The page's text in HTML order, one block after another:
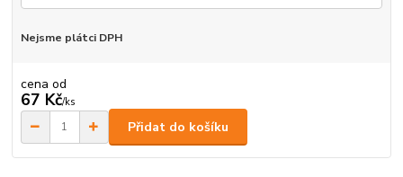
Nejsme plátci DPH
cena od
67 Kč/ks
Přidat do košíku